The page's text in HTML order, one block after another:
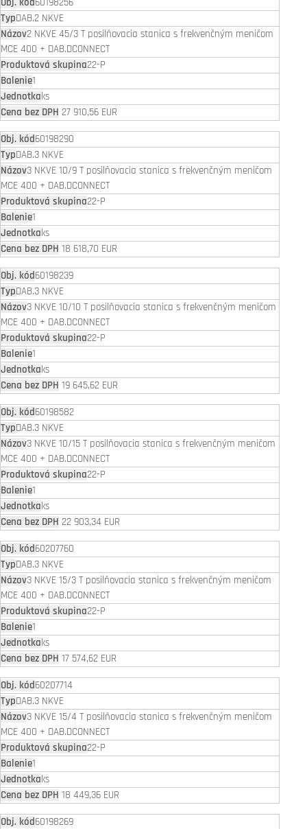
60198256
DAB.2 NKVE
2 NKVE 45/3 T posilňovacia stanica s frekvenčným meničom
MCE 400 + DAB.DCONNECT
22-P
1
ks
27 910,56 EUR
60198290
DAB.3 NKVE
3 NKVE 10/9 T posilňovacia stanica s frekvenčným meničom
MCE 400 + DAB.DCONNECT
22-P
1
ks
18 618,70 EUR
60198239
DAB.3 NKVE
3 NKVE 10/10 T posilňovacia stanica s frekvenčným meničom
MCE 400 + DAB.DCONNECT
22-P
1
ks
19 645,62 EUR
60198582
DAB.3 NKVE
3 NKVE 10/15 T posilňovacia stanica s frekvenčným meničom
MCE 400 + DAB.DCONNECT
22-P
1
ks
22 903,34 EUR
60207760
DAB.3 NKVE
3 NKVE 15/3 T posilňovacia stanica s frekvenčným meničom
MCE 400 + DAB.DCONNECT
22-P
1
ks
17 574,62 EUR
60207714
DAB.3 NKVE
3 NKVE 15/4 T posilňovacia stanica s frekvenčným meničom
MCE 400 + DAB.DCONNECT
22-P
1
ks
18 449,36 EUR
60198269